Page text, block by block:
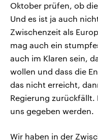
Oktober prüfen, ob
Und es ist ja auch
Zwischenzeit als
mag auch ein
auch im Klaren sein,
wollen und dass die
das nicht erreicht,
Regierung zurückfällt.
uns gegeben werden.
Wir haben in der